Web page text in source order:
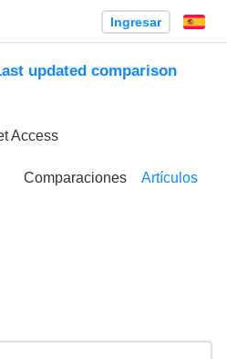
Ingresar
updated comparison
Access
Comparaciones Artículos